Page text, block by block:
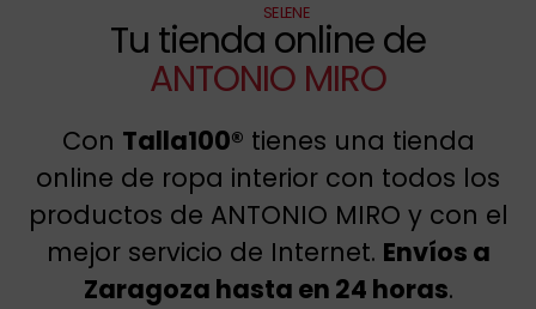
SELENE
Tu tienda online de
ANTONIO MIRO
Con Talla100® tienes una tienda
online de ropa interior con todos los
productos de ANTONIO MIRO y con el
mejor servicio de Internet. Envíos a
Zaragoza hasta en 24 horas.